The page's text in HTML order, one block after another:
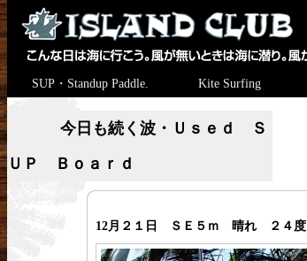
SUP・Standup Paddle. Kite Surfing
今日も続く波・Ｕｓｅｄ Ｓ
ＵＰ Ｂｏａｒｄ
12月２１日 ＳＥ５ｍ 晴れ ２４度